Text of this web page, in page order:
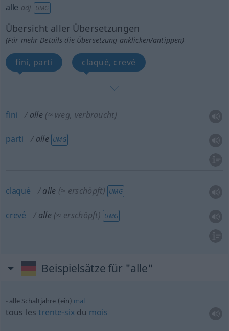
alle adj UMG
Übersicht aller Übersetzungen
(Für mehr Details die Übersetzung anklicken/antippen)
fini, parti claqué, crevé
fini alle (≈ weg, verbraucht)
parti alle UMG
claqué alle (≈ erschöpft) UMG
crevé alle (≈ erschöpft) UMG
Beispielsätze für "alle"
alle Schaltjahre (ein) mal
tous lestrente-sixdu mois